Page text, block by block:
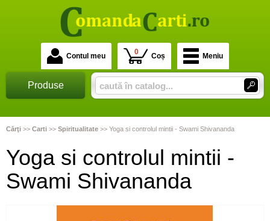
Contul meu 0 Coș Meniu
Produse
Cărţi >> Carti >> Spiritualitate >> Yoga si controlul mintii - Swami Shivananda
Yoga si controlul mintii -
Swami Shivananda